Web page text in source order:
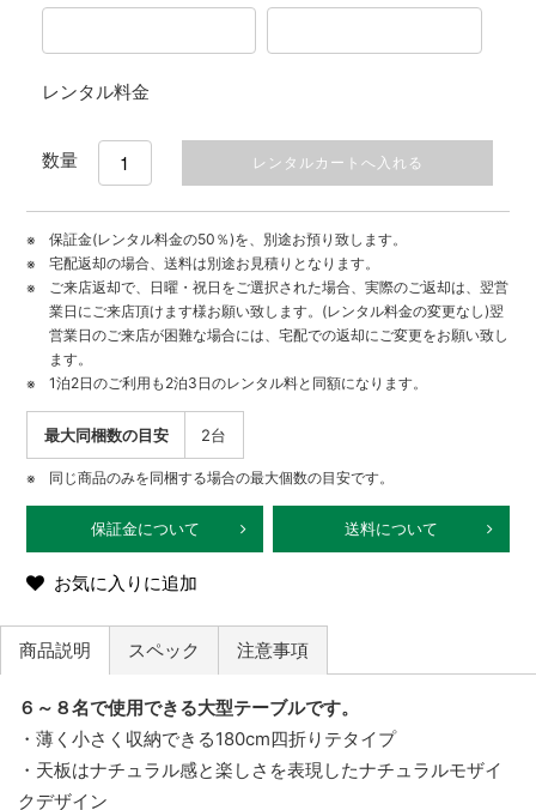
レンタル料金
数量
保証金(レンタル料金の50％)を、別途お預り致します。
宅配返却の場合、送料は別途お見積りとなります。
ご来店返却で、日曜・祝日をご選択された場合、実際のご返却は、翌営
業日にご来店頂けます様お願い致します。(レンタル料金の変更なし)翌
営業日のご来店が困難な場合には、宅配での返却にご変更をお願い致し
ます。
1泊2日のご利用も2泊3日のレンタル料と同額になります。
最大同梱数の目安 2台
同じ商品のみを同梱する場合の最大個数の目安です。
保証金について 送料について
お気に入りに追加
商品説明 スペック 注意事項
６～８名で使用できる大型テーブルです。
・薄く小さく収納できる180cm四折りテタイプ
・天板はナチュラル感と楽しさを表現したナチュラルモザイ
クデザイン